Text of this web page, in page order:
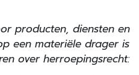
producten, diensten en
een materiële drager is
over herroepingsrecht: